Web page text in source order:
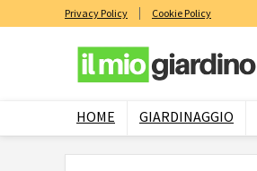
Privacy Policy Cookie Policy
HOME GIARDINAGGIO